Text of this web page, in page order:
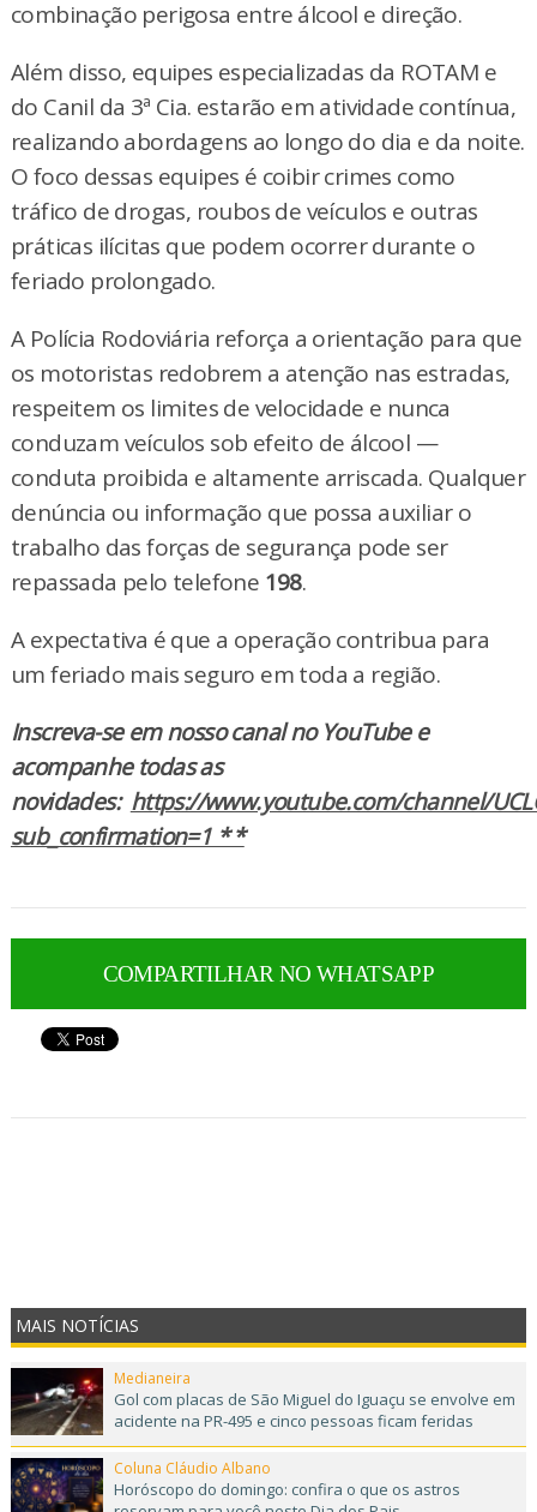
combinação perigosa entre álcool e direção.
Além disso, equipes especializadas da ROTAM e
do Canil da 3ª Cia. estarão em atividade contínua,
realizando abordagens ao longo do dia e da noite.
O foco dessas equipes é coibir crimes como
tráfico de drogas, roubos de veículos e outras
práticas ilícitas que podem ocorrer durante o
feriado prolongado.
A Polícia Rodoviária reforça a orientação para que
os motoristas redobrem a atenção nas estradas,
respeitem os limites de velocidade e nunca
conduzam veículos sob efeito de álcool —
conduta proibida e altamente arriscada. Qualquer
denúncia ou informação que possa auxiliar o
trabalho das forças de segurança pode ser
repassada pelo telefone 198.
A expectativa é que a operação contribua para
um feriado mais seguro em toda a região.
Inscreva-se em nosso canal no YouTube e
acompanhe todas as
novidades: https://www.youtube.com/channel/
sub_confirmation=1 * *
COMPARTILHAR NO WHATSAPP
MAIS NOTÍCIAS
Medianeira
Gol com placas de São Miguel do Iguaçu se envolve em
acidente na PR-495 e cinco pessoas ficam feridas
Coluna Cláudio Albano
Horóscopo do domingo: confira o que os astros